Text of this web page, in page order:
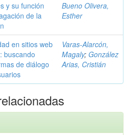
y su función
de la
Bueno Olivera,
Esther
en sitios web
buscando
de diálogo
Varas-Alarcón,
Magaly; González
Arias, Cristián